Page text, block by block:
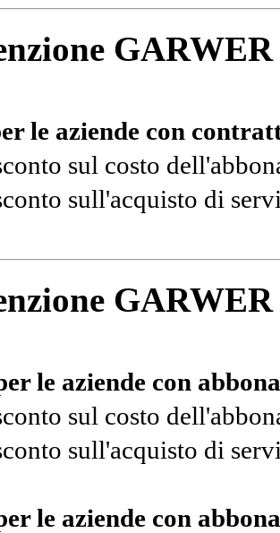
le aziende con
sul costo
sull'acquisto di
le aziende con
sul costo
sull'acquisto di
le aziende con